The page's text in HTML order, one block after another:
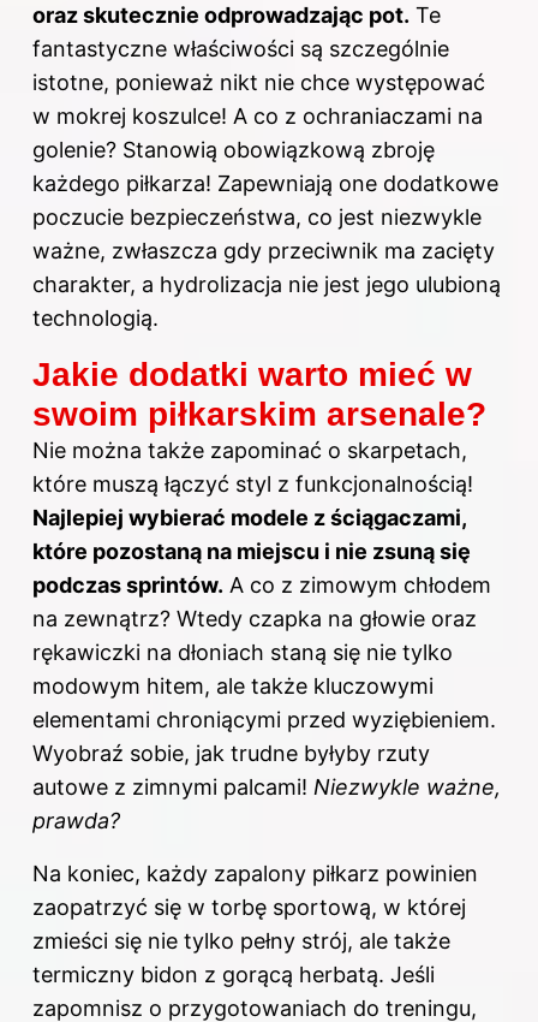
oraz skutecznie odprowadzając pot. Te
fantastyczne właściwości są szczególnie
istotne, ponieważ nikt nie chce występować
w mokrej koszulce! A co z ochraniaczami na
golenie? Stanowią obowiązkową zbroję
każdego piłkarza! Zapewniają one dodatkowe
poczucie bezpieczeństwa, co jest niezwykle
ważne, zwłaszcza gdy przeciwnik ma zacięty
charakter, a hydrolizacja nie jest jego ulubioną
technologią.
Jakie dodatki warto mieć w
swoim piłkarskim arsenale?
Nie można także zapominać o skarpetach,
które muszą łączyć styl z funkcjonalnością!
Najlepiej wybierać modele z ściągaczami,
które pozostaną na miejscu i nie zsuną się
podczas sprintów. A co z zimowym chłodem
na zewnątrz? Wtedy czapka na głowie oraz
rękawiczki na dłoniach staną się nie tylko
modowym hitem, ale także kluczowymi
elementami chroniącymi przed wyziębieniem.
Wyobraź sobie, jak trudne byłyby rzuty
autowe z zimnymi palcami! Niezwykle ważne,
prawda?
Na koniec, każdy zapalony piłkarz powinien
zaopatrzyć się w torbę sportową, w której
zmieści się nie tylko pełny strój, ale także
termiczny bidon z gorącą herbatą. Jeśli
zapomnisz o przygotowaniach do treningu,